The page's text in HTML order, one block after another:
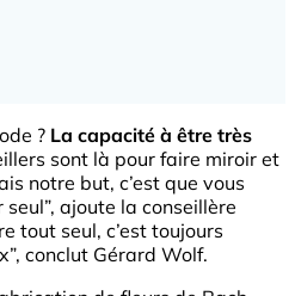
? La capacité à être très
sont là pour faire miroir et
notre but, c’est que vous
ajoute la conseillère
tout seul, c’est toujours
conclut Gérard Wolf.